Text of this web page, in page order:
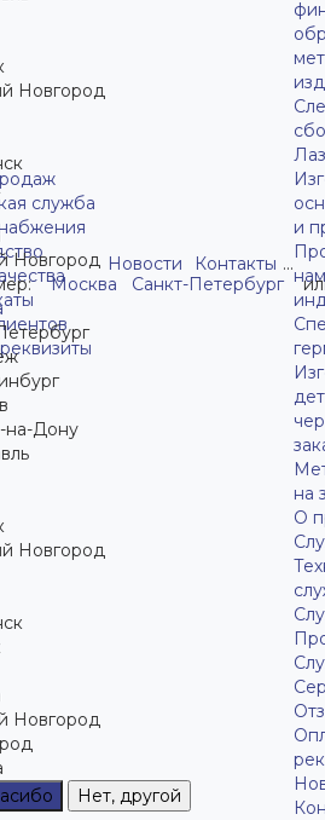
служба
Новости Контакты ...
и
на
О
Новгород
Новгород
Москва Санкт-Петербург
на-Дону
Новгород
Новгород
Нет, другой